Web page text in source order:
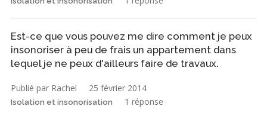
Est-ce que vous pouvez me dire comment je peux
insonoriser à peu de frais un appartement dans
lequel je ne peux d'ailleurs faire de travaux.
Publié par Rachel 25 février 2014
Isolation et insonorisation 1 réponse